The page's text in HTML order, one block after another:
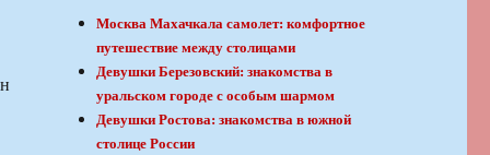
Москва Махачкала самолет: комфортное
путешествие между столицами
Девушки Березовский: знакомства в
уральском городе с особым шармом
Девушки Ростова: знакомства в южной
столице России